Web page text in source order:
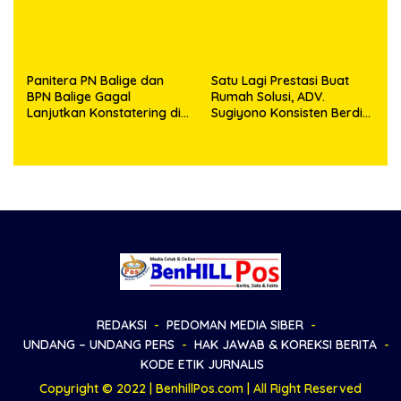
Panitera PN Balige dan
BPN Balige Gagal
Lanjutkan Konstatering di
Satu Lagi Prestasi Buat
Rumah Solusi, ADV.
Sugiyono Konsisten Berdiri
REDAKSI
PEDOMAN MEDIA SIBER
UNDANG – UNDANG PERS
HAK JAWAB & KOREKSI BERITA
KODE ETIK JURNALIS
Copyright © 2022 | BenhillPos.com | All Right Reserved